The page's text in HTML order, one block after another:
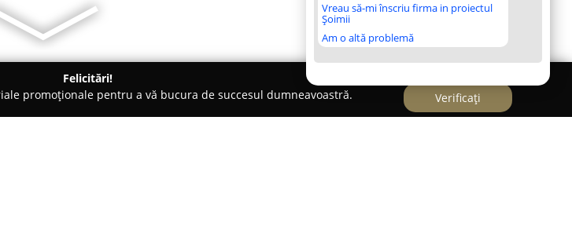
Vreau să-mi înscriu firma in proiectul
Șoimii
Am o altă problemă
Felicitări!
promoționale pentru a vă bucura de succesul dumneavoastră.
Verificați